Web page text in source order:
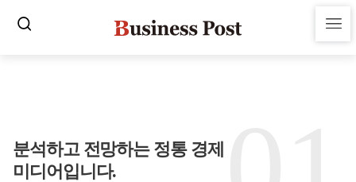
분석하고 전망하는 정통 경제
미디어입니다.